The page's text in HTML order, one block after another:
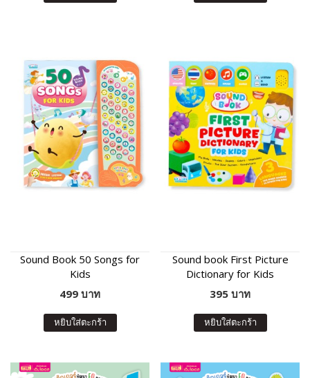
Sound Book 50 Songs for
Kids
499 บาท
หยิบใส่ตะกร้า
Sound book First Picture
Dictionary for Kids
395 บาท
หยิบใส่ตะกร้า